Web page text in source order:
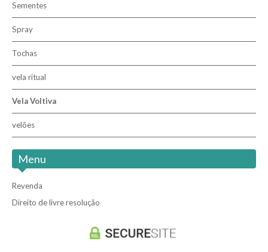
Sementes
Spray
Tochas
vela ritual
Vela Voltiva
velões
Menu
Revenda
Direito de livre resolução